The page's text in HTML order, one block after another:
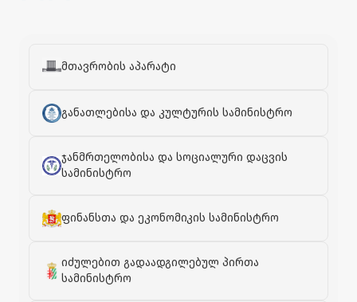
მთავრობის აპარატი
განათლებისა და კულტურის სამინისტრო
ჯანმრთელობისა და სოციალური დაცვის
სამინისტრო
ფინანსთა და ეკონომიკის სამინისტრო
იძულებით გადაადგილებულ პირთა
სამინისტრო